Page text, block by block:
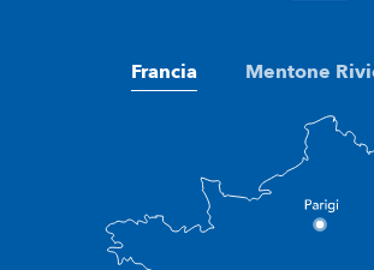
Francia Mentone